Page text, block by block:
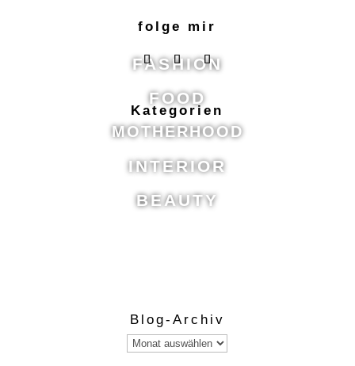
folge mir
Kategorien
FASHION
FOOD
MOTHERHOOD
INTERIOR
BEAUTY
Blog-Archiv
Blog-